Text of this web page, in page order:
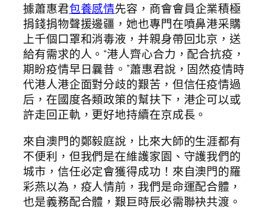
據蕭惠君包養感情先容，商會會員企業積極
捐錢捐物聲援邊疆，她也專門在噴鼻港采購
上千個口罩和消毒液，并親身帶回北京，送
給有需求的人。“港人齊心合力，配合抗疫，
期盼疫情早日曩昔。”蕭惠君說，固然疫情時
代港人港企面對分歧的艱苦，但信任疫情過
后，在國度各類政策的幫扶下，港企可以或
許走回正軌，更好地持續在京成長。
來自澳門的鄭毅庭說，比來大師的生涯都有
不便利，但我們是在維護家園、守護我們的
城市，信任必定會獲得成功！來自澳門的羅
彩燕以為，疫人情前，我們是命運配合體，
也是義務配合體，艱巨時辰必需聯袂共渡。